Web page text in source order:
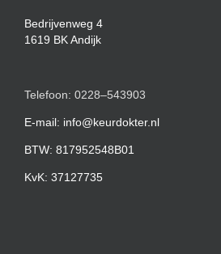
Bedrijvenweg 4
1619 BK Andijk
Telefoon: 0228–543903
E-mail: info@keurdokter.nl
BTW: 817952548B01
KvK: 37127735